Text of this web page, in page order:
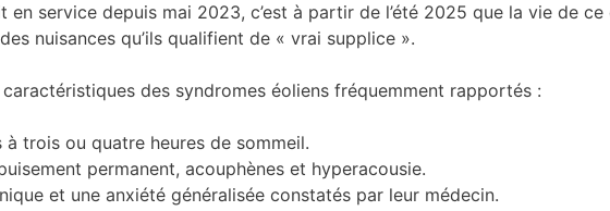
en service depuis mai 2023, c’est à partir de l’été 2025 que la vie de
nuisances qu’ils qualifient de « vrai supplice ».
des syndromes éoliens fréquemment rapportés :
trois ou quatre heures de sommeil.
permanent, acouphènes et hyperacousie.
et une anxiété généralisée constatés par leur médecin.